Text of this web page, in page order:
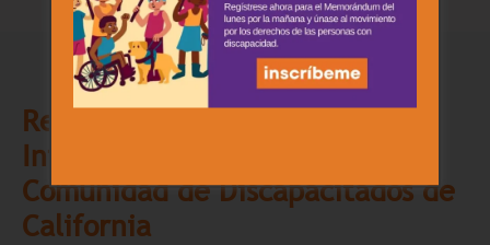
Regístrese para Recibir
Información Importante para la
Comunidad de Discapacitados de
California